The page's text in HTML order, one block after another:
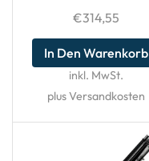
€314,55
In Den Warenkorb
inkl. MwSt.
plus Versandkosten